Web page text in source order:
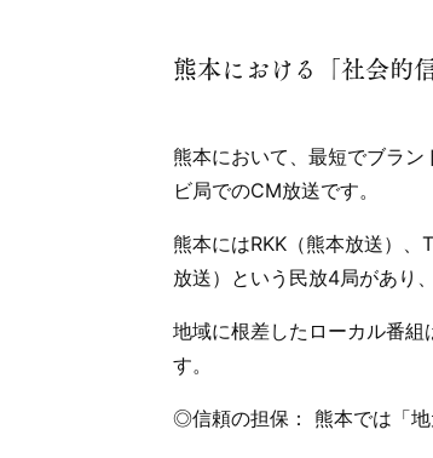
熊本における「社会的
熊本において、最短でブラ
ビ局でのCM放送です。
熊本にはRKK（熊本放送）、
放送）という民放4局があり、
地域に根差したローカル番組
す。
◎信頼の担保： 熊本では「地